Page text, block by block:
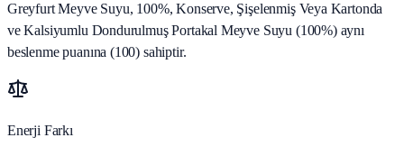
Greyfurt Meyve Suyu, 100%, Konserve, Şişelenmiş Veya Kartonda
ve Kalsiyumlu Dondurulmuş Portakal Meyve Suyu (100%) aynı
beslenme puanına (100) sahiptir.
Enerji Farkı